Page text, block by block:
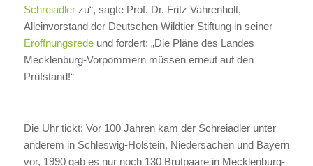
Schreiadlerzu“, sagte Prof. Dr. Fritz Vahrenholt,
Alleinvorstand der Deutschen Wildtier Stiftung in seiner
Eröffnungsredeund fordert: „Die Pläne des Landes
Mecklenburg-Vorpommern müssen erneut auf den
Prüfstand!“
Die Uhr tickt: Vor 100 Jahren kam der Schreiadler unter
anderem in Schleswig-Holstein, Niedersachen und Bayern
vor, 1990 gab es nur noch 130 Brutpaare in Mecklenburg-